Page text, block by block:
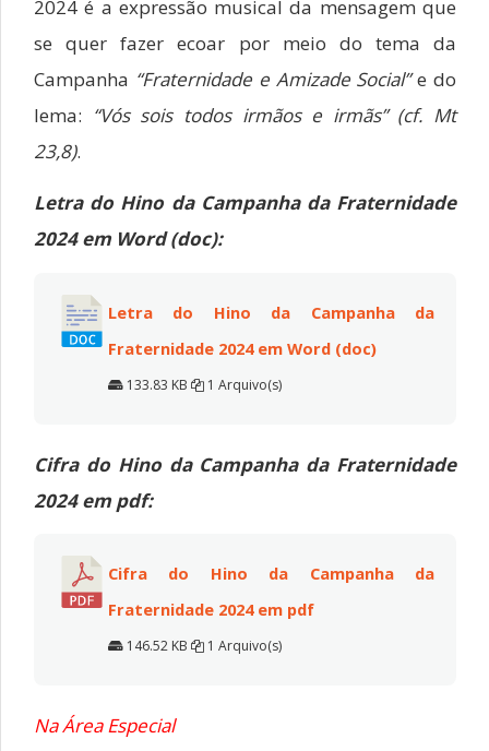
2024 é a expressão musical da mensagem que
se quer fazer ecoar por meio do tema da
Campanha “Fraternidade e Amizade Social”e do
lema: “Vós sois todos irmãos e irmãs” (cf. Mt
23,8).
Letra do Hino da Campanha da Fraternidade
2024 em Word (doc):
Letra do Hino da Campanha da
Fraternidade 2024 em Word (doc)
133.83 KB 1 Arquivo(s)
Cifra do Hino da Campanha da Fraternidade
2024 em pdf:
Cifra do Hino da Campanha da
Fraternidade 2024 em pdf
146.52 KB 1 Arquivo(s)
Na Área Especial